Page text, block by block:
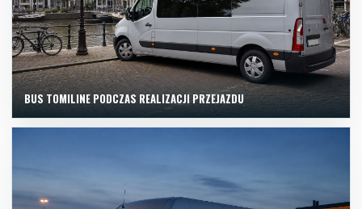
BUS TOMILINE PODCZAS REALIZACJI PRZEJAZDU